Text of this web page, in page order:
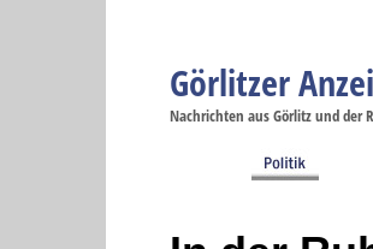
Görlitzer
Nachrichten aus Görlitz und der